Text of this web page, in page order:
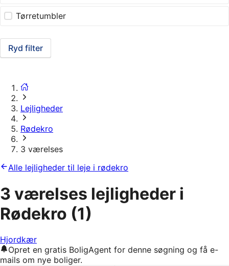
Tørretumbler
Ryd filter
Lejligheder
Rødekro
3 værelses
Alle lejligheder til leje i rødekro
3 værelses lejligheder i
Rødekro (1)
Hjordkær
Opret en gratis BoligAgent for denne søgning og få e-
mails om nye boliger.